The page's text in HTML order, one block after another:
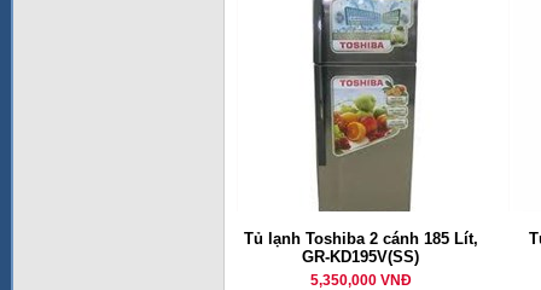
Tủ lạnh Toshiba 2 cánh 185 Lít,
GR-KD195V(SS)
5,350,000 VNĐ